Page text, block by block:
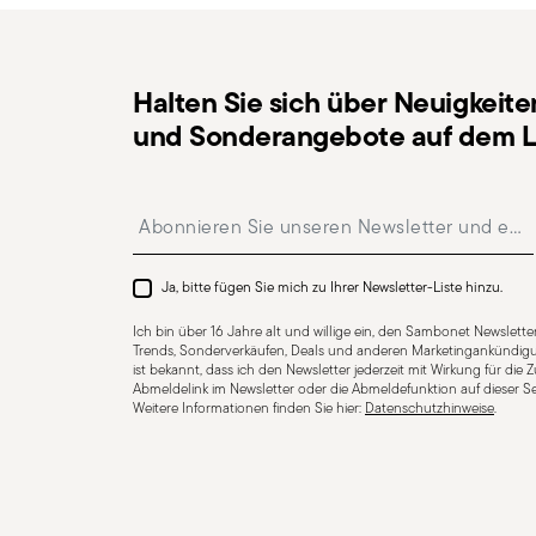
Für Spülmaschine geeignet Für Induktionsherd
Für Glaskeramikherd geeignet Für Gasherd
COOKWARE - Unsachgemäßer Gebrauch von
sollten sie nur bestimmungsgemäß verwendet
Halten Sie sich über
und Sonderangebote auf dem
Ja, bitte fügen Sie mich zu Ihrer Newsletter-Liste hinzu.
Ich bin über 16 Jahre alt und willige ein, den Sambonet
Trends, Sonderverkäufen, Deals und anderen
ist bekannt, dass ich den Newsletter jederzeit mit Wirkung für die
Abmeldelink im Newsletter oder die Abmeldefunktion auf dieser
Weitere Informationen finden Sie hier: Datenschutzhinweise.